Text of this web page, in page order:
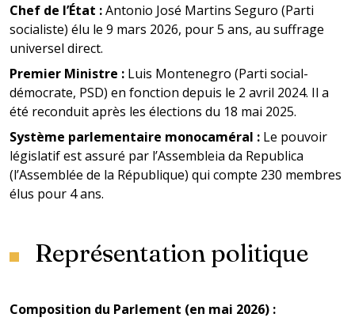
Chef de l’État :Antonio José Martins Seguro (Parti
socialiste) élu le 9 mars 2026, pour 5 ans, au suffrage
universel direct.
Premier Ministre : Luis Montenegro (Parti social-
démocrate, PSD) en fonction depuis le 2 avril 2024. Il a
été reconduit après les élections du 18 mai 2025.
Système parlementaire monocaméral : Le pouvoir
législatif est assuré par l’Assembleia da Republica
(l’Assemblée de la République) qui compte 230 membres
élus pour 4 ans.
Représentation politique
Composition du Parlement (en mai 2026) :